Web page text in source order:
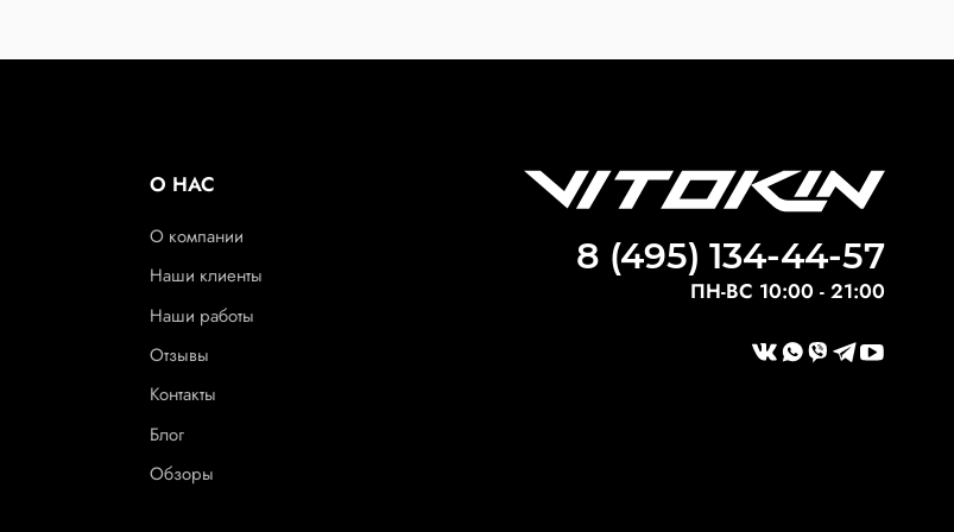
О НАС
О компании
Наши клиенты
Наши работы
Отзывы
Контакты
Блог
Обзоры
8 (495) 134-44-57
ПН-ВС 10:00 - 21:00